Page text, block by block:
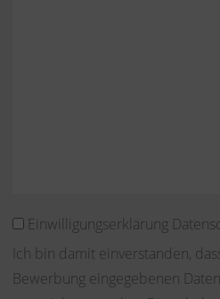
Einwilligungserklärung
Ich bin damit einverstanden,
Bewerbung eingegebenen